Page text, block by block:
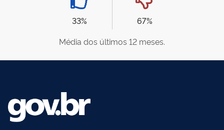
33%
67%
Média dos últimos 12 meses.